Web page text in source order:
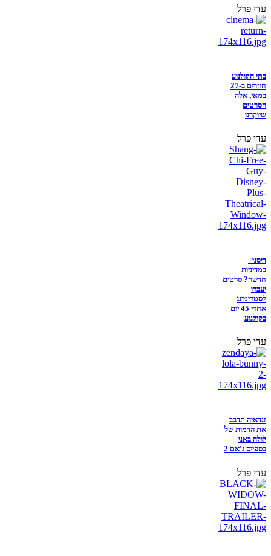
עדי פרל
בתי הקולנוע
חוזרים ב-27
במאי, אלה
הסרטים
שיוקרנו
עדי פרל
דיסני+
במדיניות
חדשה? סרטים
יעברו
לסטרימינג
אחרי 45 יום
בקולנוע
עדי פרל
זנדאיה תדבב
את הדמות של
לולה באני
בספייס ג'אם 2
עדי פרל